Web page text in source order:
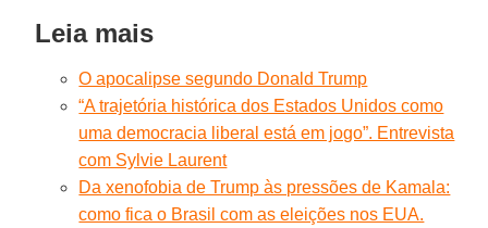
Leia mais
O apocalipse segundo Donald Trump
“A trajetória histórica dos Estados Unidos como
uma democracia liberal está em jogo”. Entrevista
com Sylvie Laurent
Da xenofobia de Trump às pressões de Kamala:
como fica o Brasil com as eleições nos EUA.